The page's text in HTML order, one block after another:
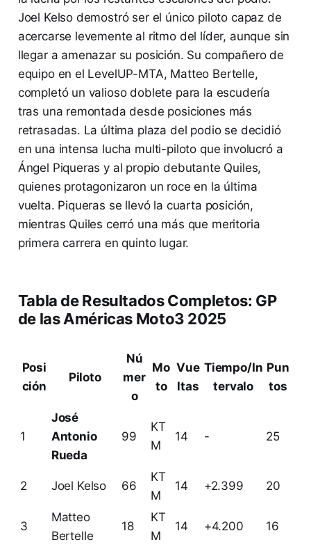
Joel Kelso demostró ser el único piloto capaz de
acercarse levemente al ritmo del líder, aunque sin
llegar a amenazar su posición. Su compañero de
equipo en el LevelUP-MTA, Matteo Bertelle,
completó un valioso doblete para la escudería
tras una remontada desde posiciones más
retrasadas. La última plaza del podio se decidió
en una intensa lucha multi-piloto que involucró a
Ángel Piqueras y al propio debutante Quiles,
quienes protagonizaron un roce en la última
vuelta. Piqueras se llevó la cuarta posición,
mientras Quiles cerró una más que meritoria
primera carrera en quinto lugar.
Tabla de Resultados Completos: GP
de las Américas Moto3 2025
Posi
ción
Piloto
Nú
mer
o
Mo
to
Vue
ltas
Tiempo/In
tervalo
Pun
tos
1
José
Antonio
Rueda
99
KT
M
14 - 25
2 Joel Kelso 66
KT
M
14 +2.399 20
3
Matteo
Bertelle
18
KT
M
14 +4.200 16